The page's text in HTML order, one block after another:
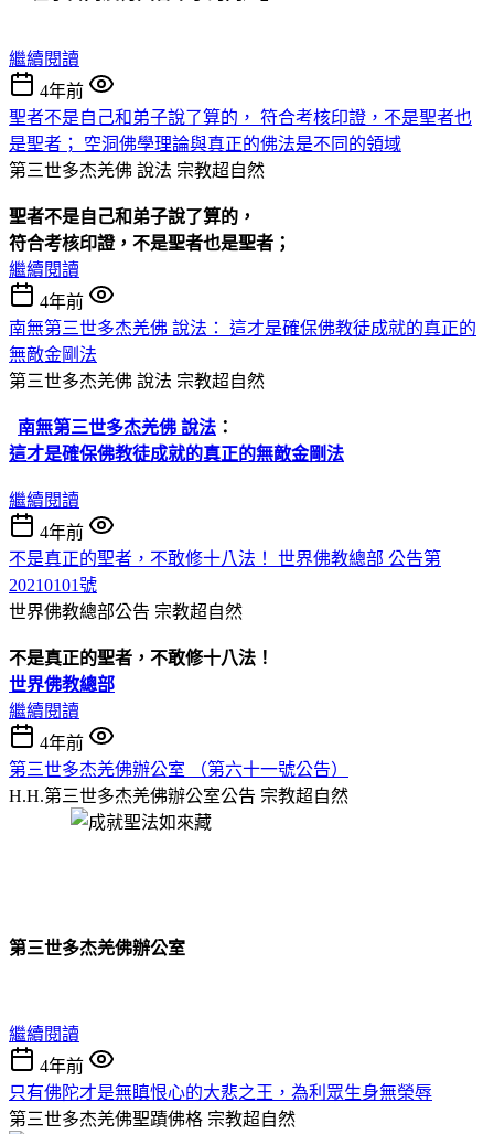
繼續閱讀
4年前
聖者不是自己和弟子說了算的， 符合考核印證，不是聖者也
是聖者； 空洞佛學理論與真正的佛法是不同的領域
第三世多杰羌佛 說法 宗教超自然
聖者不是自己和弟子說了算的，
符合考核印證，不是聖者也是聖者；
繼續閱讀
4年前
南無第三世多杰羌佛 說法： 這才是確保佛教徒成就的真正的
無敵金剛法
第三世多杰羌佛 說法 宗教超自然
南無第三世多杰羌佛 說法 ：
這才是確保佛教徒成就的真正的無敵金剛法
繼續閱讀
4年前
不是真正的聖者，不敢修十八法！ 世界佛教總部 公告第
20210101號
世界佛教總部公告 宗教超自然
不是真正的聖者，不敢修十八法！
世界佛教總部
繼續閱讀
4年前
第三世多杰羌佛辦公室 （第六十一號公告）
H.H.第三世多杰羌佛辦公室公告 宗教超自然
第三世多杰羌佛辦公室
繼續閱讀
4年前
只有佛陀才是無瞋恨心的大悲之王，為利眾生身無榮辱
第三世多杰羌佛聖蹟佛格 宗教超自然